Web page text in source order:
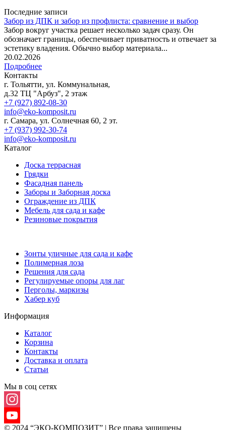
Последние записи
Забор из ДПК и забор из профлиста: сравнение и выбор
Забор вокруг участка решает несколько задач сразу. Он
обозначает границы, обеспечивает приватность и отвечает за
эстетику владения. Обычно выбор материала...
20.02.2026
Подробнее
Контакты
г. Тольятти, ул. Коммунальная,
д.32 ТЦ "Арбуз", 2 этаж
+7 (927) 892-08-30
info@eko-komposit.ru
г. Самара, ул. Солнечная 60, 2 эт.
+7 (937) 992-30-74
info@eko-komposit.ru
Каталог
Доска террасная
Грядки
Фасадная панель
Заборы и Заборная доска
Ограждение из ДПК
Мебель для сада и кафе
Резиновые покрытия
Зонты уличные для сада и кафе
Полимерная лоза
Решения для сада
Регулируемые опоры для лаг
Перголы, маркизы
Хабер куб
Информация
Каталог
Корзина
Контакты
Доставка и оплата
Статьи
Мы в соц сетях
Instagram
© 2024 “ЭКО-КОМПОЗИТ” | Все права защищены